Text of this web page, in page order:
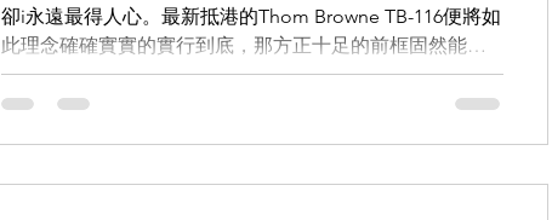
卻i永遠最得人心。最新抵港的Thom Browne TB-116便將如
此理念確確實實的實行到底，那方正十足的前框固然能夠
造就出穩重的觀感，而鉸鏈位置的鏤空設計亦彰顯了品牌
的工藝傳承，加上那沉實的黑魂設計，平凡中盡見不平
x3g 透過WHATSAPP即時向店員查詢：